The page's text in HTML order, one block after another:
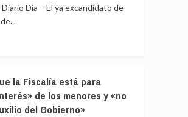
Dia – El ya excandidato de
la Fiscalía está para
de los menores y «no
del Gobierno»